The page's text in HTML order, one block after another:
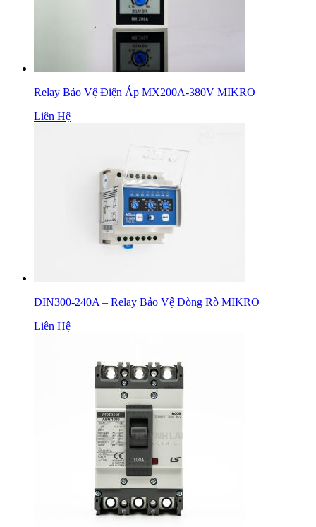
Relay Bảo Vệ Điện Áp MX200A-380V MIKRO
Liên Hệ
DIN300-240A – Relay Bảo Vệ Dòng Rò MIKRO
Liên Hệ